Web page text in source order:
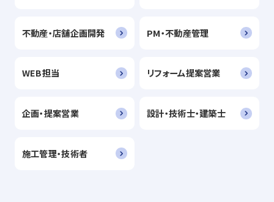
不動産・店舗企画開発 PM・不動産管理
WEB担当 リフォーム提案営業
企画・提案営業 設計・技術士・建築士
施工管理・技術者